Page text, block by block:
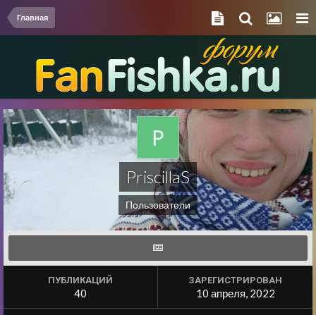
Главная
PriscillaS
Пользователи
ПУБЛИКАЦИЙ
40
ЗАРЕГИСТРИРОВАН
10 апреля, 2022